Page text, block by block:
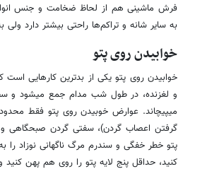
فرش ماشینی هم از لحاظ ضخامت و جنس
به سایر شانه و تراکم‌ها راحتی بیشتر دارد ولی به هیچ وجه عایق ۱۰۰ درصدی
خوابیدن روی پتو
خوابیدن روی پتو یکی از بدترین کارهایی
و لغزنده، در طول شب مدام جمع میشود و
میپیچاند. عوارض خوبیدن روی پتو فقط
گرفتن اعصاب گردن)، سفتی گردن صبحگاهی
پتو خطر خفگی و سندرم مرگ ناگهانی نوزاد را
کنید، حداقل پنج لایه پتو را روی هم پهن